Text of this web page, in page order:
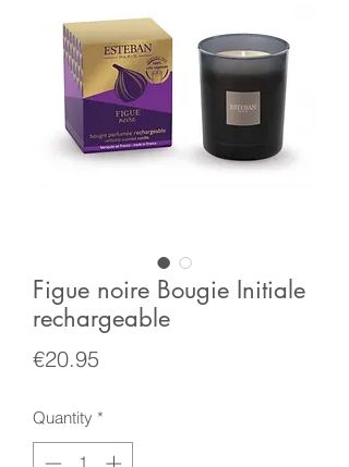
Figue noire Bougie Initiale
rechargeable
€20.95
Quantity *